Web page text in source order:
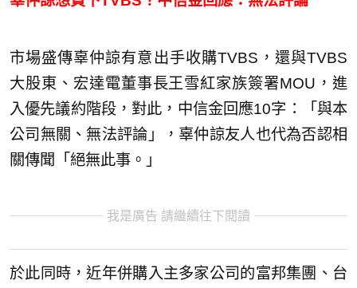
市場盛傳辜仲諒有意出手收購TVBS，還與TVBS
大股東、宏達電董事長王雪紅家族簽署MOU，進
入優先議約階段，對此，中信金回應10字：「與本
公司無關、無法評論」，辜仲諒友人也代為否認相
關傳聞「絕無此事。」
我是廣告 請繼續往下閱讀
於此同時，近年併購入主多家公司的富邦集團、台